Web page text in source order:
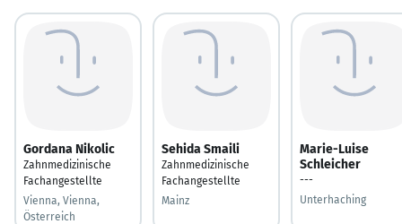
Gordana Nikolic
Zahnmedizinische
Fachangestellte
Vienna, Vienna,
Österreich
Sehida Smaili
Zahnmedizinische
Fachangestellte
Mainz
Marie-Luise
Schleicher
---
Unterhaching